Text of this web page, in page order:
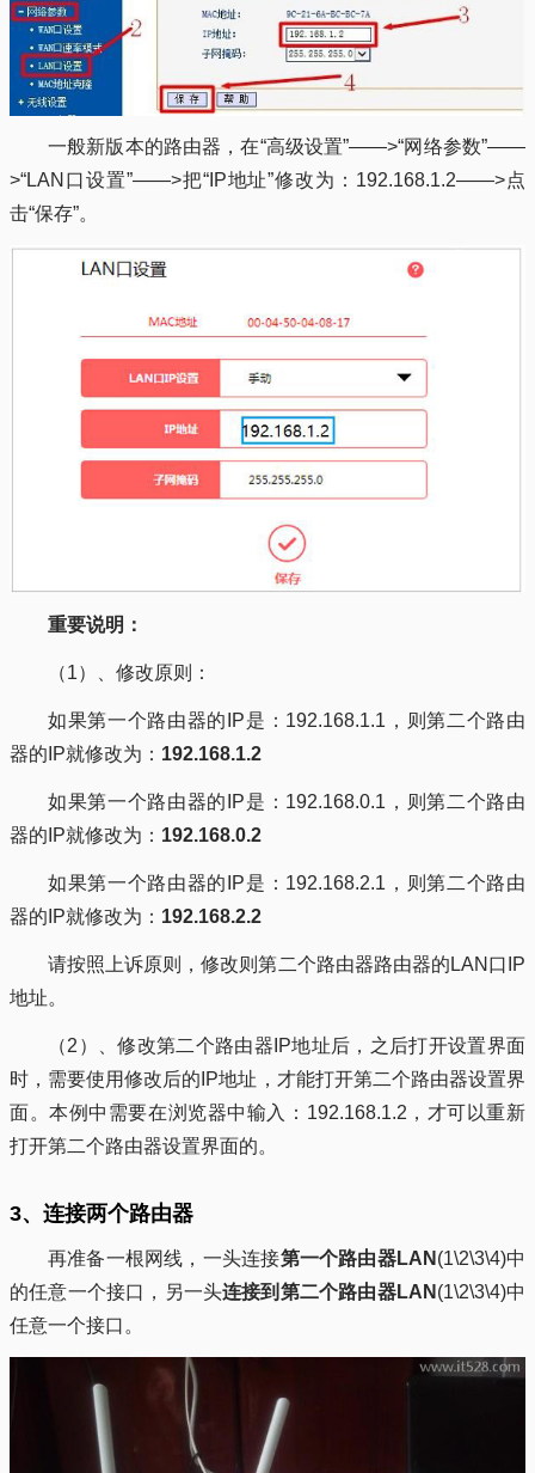
一般新版本的路由器，在“高级设置”——>“网络参数”——
>“LAN口设置”——>把“IP地址”修改为：192.168.1.2——>点
击“保存”。
重要说明：
（1）、修改原则：
如果第一个路由器的IP是：192.168.1.1，则第二个路由
器的IP就修改为： 192.168.1.2
如果第一个路由器的IP是：192.168.0.1，则第二个路由
器的IP就修改为： 192.168.0.2
如果第一个路由器的IP是：192.168.2.1，则第二个路由
器的IP就修改为： 192.168.2.2
请按照上诉原则，修改则第二个路由器路由器的LAN口IP
地址。
（2）、修改第二个路由器IP地址后，之后打开设置界面
时，需要使用修改后的IP地址，才能打开第二个路由器设置界
面。本例中需要在浏览器中输入：192.168.1.2，才可以重新
打开第二个路由器设置界面的。
3、连接两个路由器
再准备一根网线，一头连接第一个路由器LAN (1\2\3\4)中
的任意一个接口，另一头连接到第二个路由器LAN (1\2\3\4)中
任意一个接口。